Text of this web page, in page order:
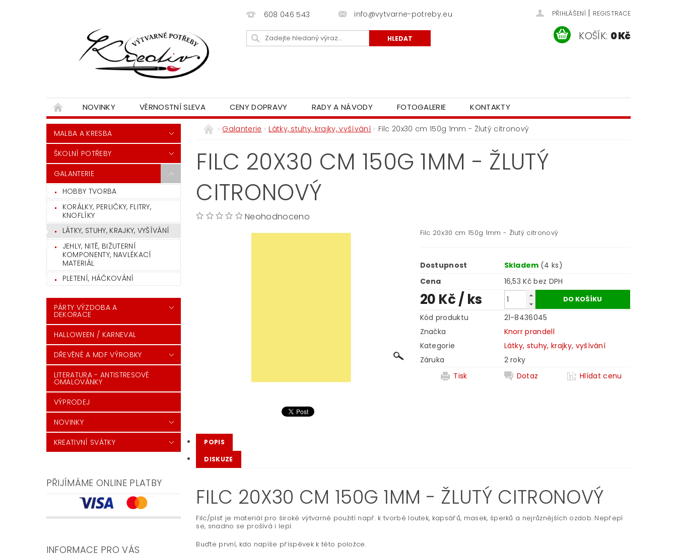
608 046 543 info@vytvarne-potreby.eu PŘIHLÁŠENÍ | REGISTRACE
KOŠÍK: 0 Kč
NOVINKY VĚRNOSTNÍ SLEVA CENY DOPRAVY RADY A NÁVODY FOTOGALERIE KONTAKTY
MALBA A KRESBA
ŠKOLNÍ POTŘEBY
GALANTERIE
HOBBY TVORBA
KORÁLKY, PERLIČKY, FLITRY,
KNOFLÍKY
LÁTKY, STUHY, KRAJKY, VYŠÍVÁNÍ
JEHLY, NITĚ, BIŽUTERNÍ
KOMPONENTY, NAVLÉKACÍ
MATERIÁL
PLETENÍ, HÁČKOVÁNÍ
PÁRTY VÝZDOBA A
DEKORACE
HALLOWEEN / KARNEVAL
DŘEVĚNÉ A MDF VÝROBKY
LITERATURA - ANTISTRESOVÉ
OMALOVÁNKY
VÝPRODEJ
NOVINKY
KREATIVNÍ SVÁTKY
PŘIJÍMÁME ONLINE PLATBY
INFORMACE PRO VÁS
Galanterie Látky, stuhy, krajky, vyšívání Filc 20x30 cm 150g 1mm - Žlutý citronový
FILC 20X30 CM 150G 1MM - ŽLUTÝ
CITRONOVÝ
Neohodnoceno
Filc 20x30 cm 150g 1mm - Žlutý citronový
Dostupnost Skladem (4 ks)
Cena
16,53 Kč bez DPH
20 Kč/ ks
Kód produktu
21-8436045
Značka
Knorr prandell
Kategorie
Látky, stuhy, krajky, vyšívání
Záruka
2 roky
Tisk
Dotaz Hlídat cenu
POPIS
DISKUZE
FILC 20X30 CM 150G 1MM - ŽLUTÝ CITRONOVÝ
Filc/plsť je materiál pro široké výtvarné použití např. k tvorbě loutek, kapsářů, masek, šperků a nejrůznějších ozdob. Nepřepí
se, snadno se prošívá i lepí.
Buďte první, kdo napíše příspěvek k této položce.